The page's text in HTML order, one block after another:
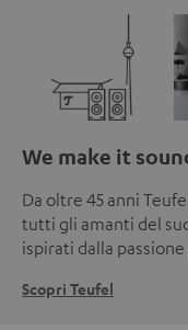
We make it
Da oltre 45 anni
tutti gli amanti del
ispirati dalla
Scopri Teufel